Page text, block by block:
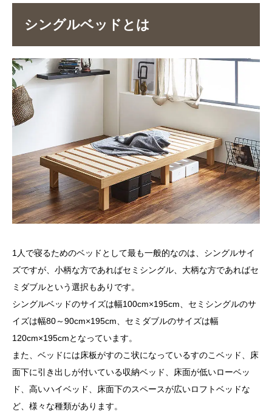
シングルベッドとは
1人で寝るためのベッドとして最も一般的なのは、シングルサイ
ズですが、小柄な方であればセミシングル、大柄な方であればセ
ミダブルという選択もありです。
シングルベッドのサイズは幅100cm×195cm、セミシングルのサ
イズは幅80～90cm×195cm、セミダブルのサイズは幅
120cm×195cmとなっています。
また、ベッドには床板がすのこ状になっているすのこベッド、床
面下に引き出しが付いている収納ベッド、床面が低いローベッ
ド、高いハイベッド、床面下のスペースが広いロフトベッドな
ど、様々な種類があります。